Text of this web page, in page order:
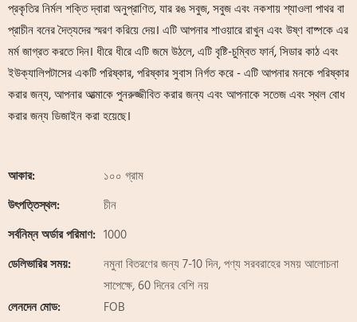
প্রকৃতির নির্মল শক্তি দ্বারা অনুপ্রাণিত, যার রঙ সবুজ, সবুজ এবং নকশায় শ্যাওলা পাথর বা
প্রাচীন বনের দৈত্যদের স্মরণ করিয়ে দেয়। এটি আপনার শাওয়ারে রাখুন এবং উষ্ণ বাষ্পকে এর
মর্ম জাগ্রত করতে দিন। ধীরে ধীরে এটি জমে উঠলে, এটি বৃষ্টি-চুম্বিত ফার্ন, সিডার কাঠ এবং
ইউক্যালিপটাসের একটি পরিষ্কার, পরিষ্কার সুবাস নির্গত করে - এটি আপনার মনকে পরিষ্কার
করার জন্য, আপনার আত্মাকে পুনরুজ্জীবিত করার জন্য এবং আপনাকে সতেজ এবং স্থল বোধ
করার জন্য ডিজাইন করা হয়েছে।
আকার:
১০০ গ্রাম
উৎপত্তিস্থল:
চীন
সর্বনিম্ন অর্ডার পরিমাণ: 1000
ডেলিভারির সময়:
নমুনা বিতরণের জন্য 7-10 দিন, পণ্য সরবরাহের সময় আলোচনা
সাপেক্ষে, 60 দিনের বেশি নয়
লেনদেন মোড:
FOB